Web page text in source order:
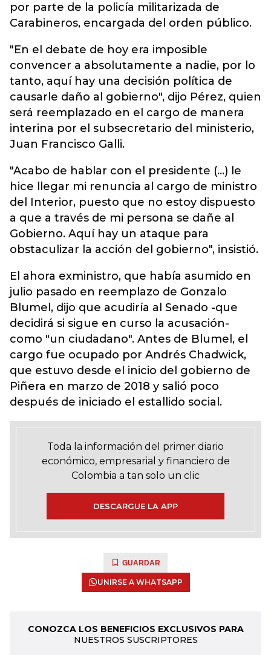
por parte de la policía militarizada de
Carabineros, encargada del orden público.
"En el debate de hoy era imposible
convencer a absolutamente a nadie, por lo
tanto, aquí hay una decisión política de
causarle daño al gobierno", dijo Pérez, quien
será reemplazado en el cargo de manera
interina por el subsecretario del ministerio,
Juan Francisco Galli.
"Acabo de hablar con el presidente (...) le
hice llegar mi renuncia al cargo de ministro
del Interior, puesto que no estoy dispuesto
a que a través de mi persona se dañe al
Gobierno. Aquí hay un ataque para
obstaculizar la acción del gobierno", insistió.
El ahora exministro, que había asumido en
julio pasado en reemplazo de Gonzalo
Blumel, dijo que acudiría al Senado -que
decidirá si sigue en curso la acusación-
como "un ciudadano". Antes de Blumel, el
cargo fue ocupado por Andrés Chadwick,
que estuvo desde el inicio del gobierno de
Piñera en marzo de 2018 y salió poco
después de iniciado el estallido social.
Toda la información del primer diario
económico, empresarial y financiero de
Colombia a tan solo un clic
DESCARGUE LA APP
GUARDAR
UNIRSE A WHATSAPP
CONOZCA LOS BENEFICIOS EXCLUSIVOS PARA
NUESTROS SUSCRIPTORES